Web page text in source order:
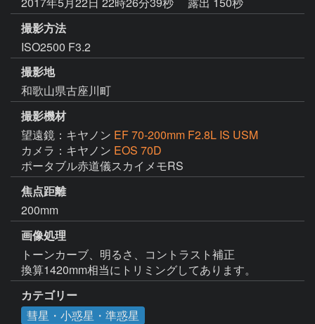
撮影方法
ISO2500 F3.2
撮影地
和歌山県古座川町
撮影機材
望遠鏡：キヤノン EF 70-200mm F2.8L IS USM
カメラ：キヤノン EOS 70D
ポータブル赤道儀スカイメモRS
焦点距離
200mm
画像処理
トーンカーブ、明るさ、コントラスト補正
換算1420mm相当にトリミングしてあります。
カテゴリー
彗星・小惑星・準惑星